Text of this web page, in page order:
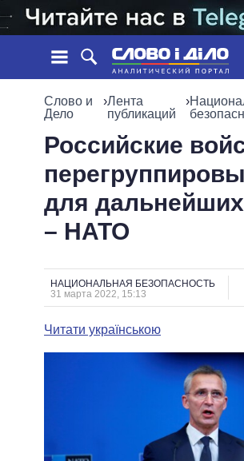
НОВОСТИ
СТАТЬИ
МНЕНИЯ
ОБЗОРЫ
МИР
ПОЛИТИКИ
ВСЕ ПОЛИТИКИ
ПРЕЗИДЕНТ И ОФИС
КАБИНЕТ МИНИСТРОВ
ГЛАВЫ ОБЛАДМИНИСТРАЦИЙ
ИНФОГРАФИКА
ПОДДЕРЖАТЬ
СРАВНЕНИЕ
Слово и
Дело
›Лента
публикаций
›
Российские
для дальнейших
– НАТО
НАЦИОНАЛЬНАЯ БЕЗОПАСНОСТЬ
31 марта 2022, 15:13
Читати українською